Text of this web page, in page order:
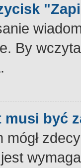
By
musi być
mógł